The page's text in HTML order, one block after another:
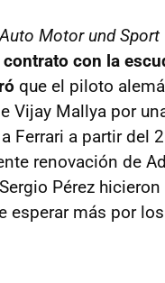
Auto Motor und Sport
con la
que el piloto
Vijay Mallya por
Ferrari a partir del
renovación de
Pérez
esperar más por